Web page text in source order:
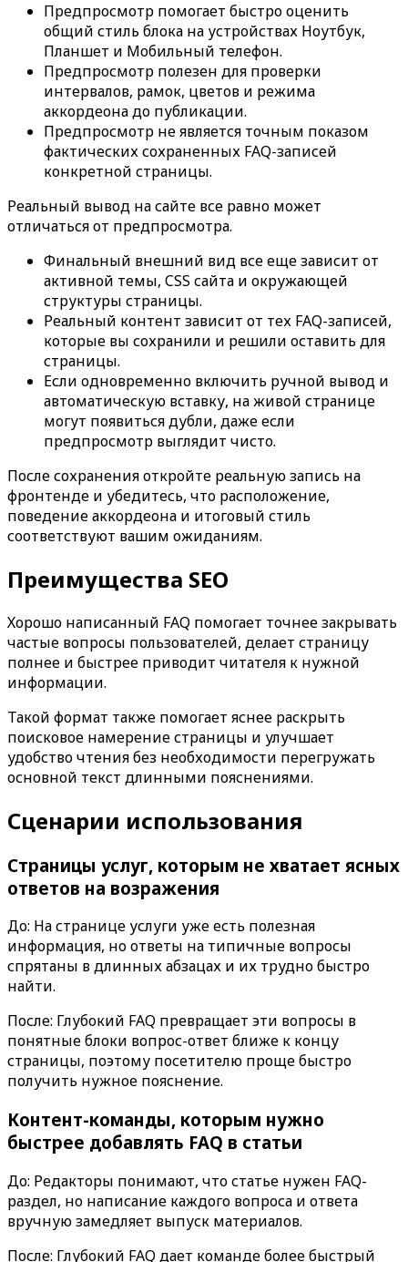
Предпросмотр помогает быстро оценить
общий стиль блока на устройствах Ноутбук,
Планшет и Мобильный телефон.
Предпросмотр полезен для проверки
интервалов, рамок, цветов и режима
аккордеона до публикации.
Предпросмотр не является точным показом
фактических сохраненных FAQ-записей
конкретной страницы.
Реальный вывод на сайте все равно может
отличаться от предпросмотра.
Финальный внешний вид все еще зависит от
активной темы, CSS сайта и окружающей
структуры страницы.
Реальный контент зависит от тех FAQ-записей,
которые вы сохранили и решили оставить для
страницы.
Если одновременно включить ручной вывод и
автоматическую вставку, на живой странице
могут появиться дубли, даже если
предпросмотр выглядит чисто.
После сохранения откройте реальную запись на
фронтенде и убедитесь, что расположение,
поведение аккордеона и итоговый стиль
соответствуют вашим ожиданиям.
Преимущества SEO
Хорошо написанный FAQ помогает точнее закрывать
частые вопросы пользователей, делает страницу
полнее и быстрее приводит читателя к нужной
информации.
Такой формат также помогает яснее раскрыть
поисковое намерение страницы и улучшает
удобство чтения без необходимости перегружать
основной текст длинными пояснениями.
Сценарии использования
Страницы услуг, которым не хватает ясных
ответов на возражения
До: На странице услуги уже есть полезная
информация, но ответы на типичные вопросы
спрятаны в длинных абзацах и их трудно быстро
найти.
После: Глубокий FAQ превращает эти вопросы в
понятные блоки вопрос-ответ ближе к концу
страницы, поэтому посетителю проще быстро
получить нужное пояснение.
Контент-команды, которым нужно
быстрее добавлять FAQ в статьи
До: Редакторы понимают, что статье нужен FAQ-
раздел, но написание каждого вопроса и ответа
вручную замедляет выпуск материалов.
После: Глубокий FAQ дает команде более быстрый